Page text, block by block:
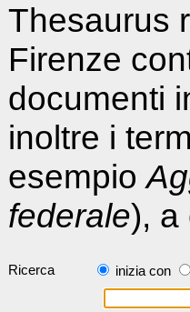
Thesaurus
Firenze
documenti
inoltre i
esempio
federale), a
Ricerca inizia con